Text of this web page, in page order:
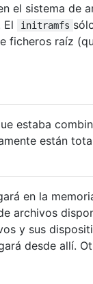
el sistema de
El
initramfs
ficheros raíz
estaba
están
en la
archivos
y sus
desde allí.